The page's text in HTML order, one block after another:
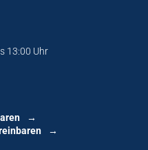
13:00 Uhr